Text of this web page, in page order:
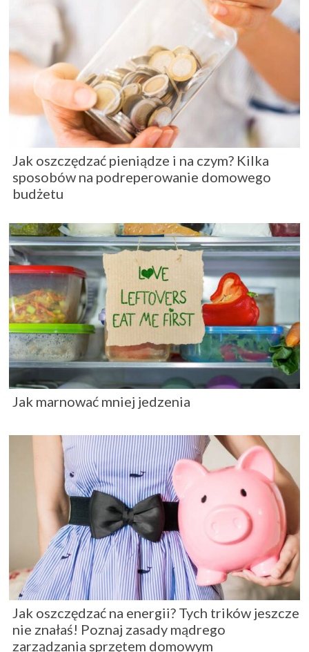
Jak oszczędzać pieniądze i na czym? Kilka
sposobów na podreperowanie domowego
budżetu
Jak marnować mniej jedzenia
Jak oszczędzać na energii? Tych trików jeszcze
nie znałaś! Poznaj zasady mądrego
zarządzania sprzętem domowym